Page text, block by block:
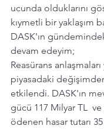
ucunda olduklarını
kıymetli bir yaklaşım
DASK'ın
devam edeyim;
Reasürans
piyasadaki
etkilendi. DASK'ın
gücü 117 Milyar TL
ödenen hasar tutarı